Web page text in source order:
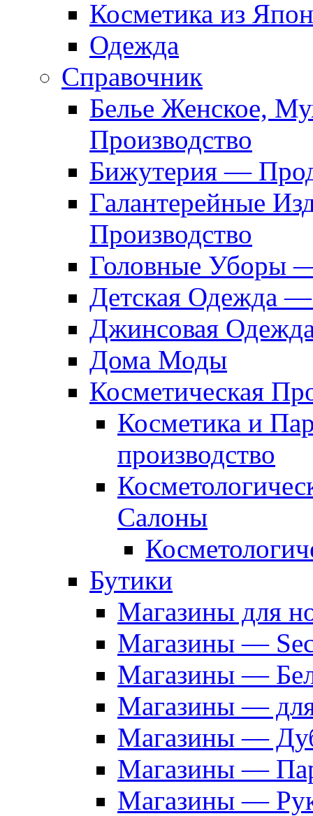
Косметика из
Одежда
Справочник
Белье Женское,
Производство
Бижутерия —
Галантерейные
Производство
Головные Уборы
Детская Одежда
Джинсовая
Дома Моды
Косметическая
Косметика и
производство
Салоны
Бутики
Магазины для
Магазины —
Магазины —
Магазины —
Магазины —
Магазины —
Магазины —